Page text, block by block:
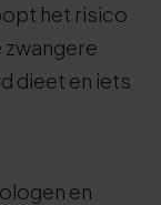
het risico
zwangere
dieet en iets
en